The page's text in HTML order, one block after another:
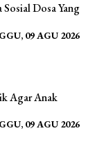
Dosa Yang
09 AGU 2026
Agar Anak
09 AGU 2026